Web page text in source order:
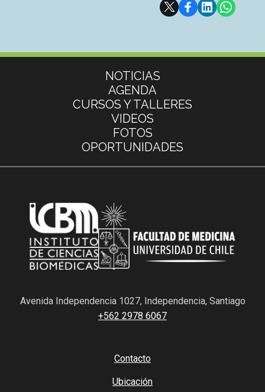
NOTICIAS
AGENDA
CURSOS Y TALLERES
VIDEOS
FOTOS
OPORTUNIDADES
Avenida Independencia 1027, Independencia, Santiago
+562 2978 6067
Contacto
Ubicación